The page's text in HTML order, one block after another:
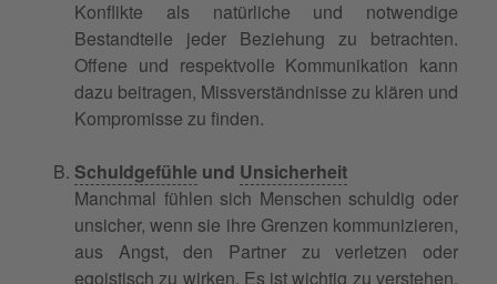
Konflikte als natürliche und notwendige
Bestandteile jeder Beziehung zu betrachten.
Offene und respektvolle Kommunikation kann
dazu beitragen, Missverständnisse zu klären und
Kompromisse zu finden.
Schuldgefühle und Unsicherheit
Manchmal fühlen sich Menschen schuldig oder
unsicher, wenn sie ihre Grenzen kommunizieren,
aus Angst, den Partner zu verletzen oder
egoistisch zu wirken. Es ist wichtig zu verstehen,